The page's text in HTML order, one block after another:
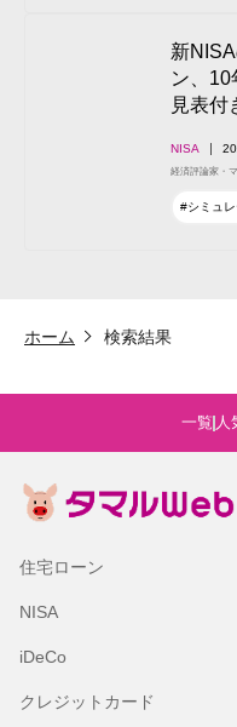
一覧 人
新
ン、
見表付
NISA
経済評論家・
#シミュ
ホーム 検索結果
住宅ローン
NISA
iDeCo
クレジットカード